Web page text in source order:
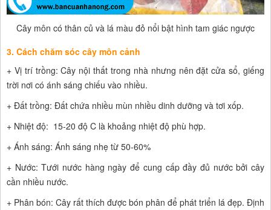
Cây môn có thân củ và lá màu đỏ nổi bật hình tam giác ngược
3. Cách chăm sóc cây môn cảnh
+ Vị trí trồng: Cây nội thất trong nhà nhưng nên đặt cửa sổ, giếng
trời nơi có ánh sáng chiếu vào nhiều.
+ Đất trồng: Đất chứa nhiều mùn nhiều dinh dưỡng và tơi xốp.
+ Nhiệt độ: 15-20 độ C là khoảng nhiệt độ phù hợp.
+ Ánh sáng: Ánh sáng nhẹ từ 50-60%
+ Nước: Tưới nước hàng ngày để cung cấp đầy đủ nước bởi cây
cần nhiều nước.
+ Phân bón: Cây rất thích được bón phân để phát triển lá đẹp. Định